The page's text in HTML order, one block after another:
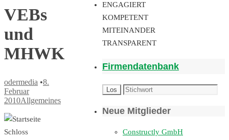
VEBs
und
MHWK
odermedia •8.
Februar
2010Allgemeines
ENGAGIERT
KOMPETENT
MITEINANDER
TRANSPARENT
Firmendatenbank
Neue Mitglieder
Constructly GmbH